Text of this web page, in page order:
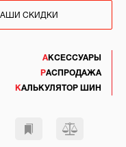
АКСЕССУАРЫ
РАСПРОДАЖА
КАЛЬКУЛЯТОР ШИН
СКИДКИ